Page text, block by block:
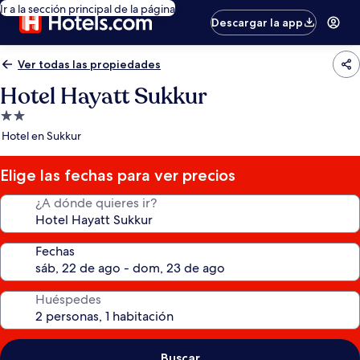
Ir a la sección principal de la página
Descargar la app
Ver todas las propiedades
Hotel Hayatt Sukkur
Propiedad
de
estrellas
Hotel en Sukkur
Elige las fechas para ver precios
¿A dónde quieres ir?
Fechas
Huéspedes